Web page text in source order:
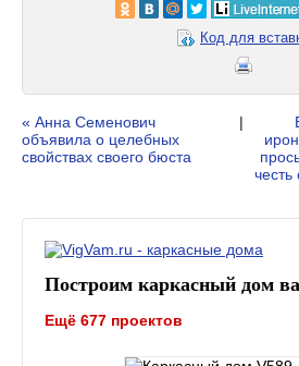
Код для
« Анна Семенович
объявила о целебных
свойствах своего бюста
|
Построим каркасный дом
Ещё 677 проектов